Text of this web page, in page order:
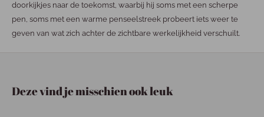
doorkijkjes naar de toekomst, waarbij hij soms met een scherpe
pen, soms met een warme penseelstreek probeert iets weer te
geven van wat zich achter de zichtbare werkelijkheid verschuilt.
Deze vind je misschien ook leuk